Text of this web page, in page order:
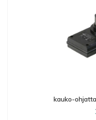
kauko-